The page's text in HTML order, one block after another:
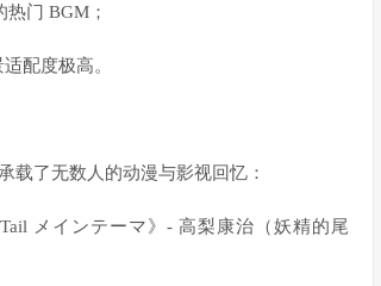
门 BGM；
配度极高。
载了无数人的动漫与影视回忆：
メインテーマ》- 高梨康治（妖精的尾